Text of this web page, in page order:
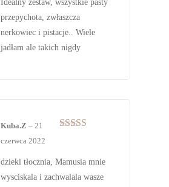
Idealny zestaw, wszystkie pasty
przepychota, zwłaszcza
nerkowiec i pistacje.. Wiele
jadłam ale takich nigdy
Kuba.Z – 21
czerwca 2022
dzieki tłocznia, Mamusia mnie
wysciskala i zachwalala wasze